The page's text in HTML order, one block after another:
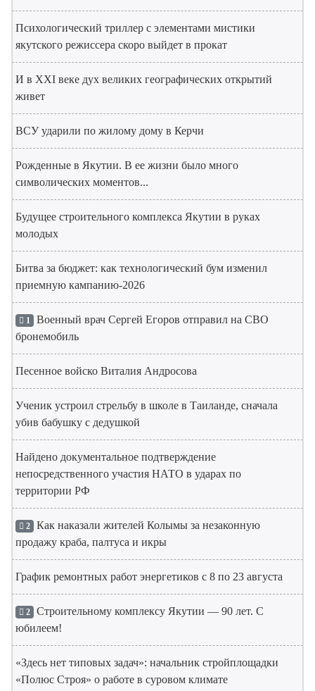
Психологический триллер с элементами мистики
якутского режиссера скоро выйдет в прокат
И в XXI веке дух великих географических открытий
живет
ВСУ ударили по жилому дому в Керчи
Рожденные в Якутии. В ее жизни было много
символических моментов...
Будущее строительного комплекса Якутии в руках
молодых
Битва за бюджет: как технологический бум изменил
приемную кампанию-2026
1 Военный врач Сергей Егоров отправил на СВО
бронемобиль
Песенное войско Виталия Андросова
Ученик устроил стрельбу в школе в Таиланде, сначала
убив бабушку с дедушкой
Найдено документальное подтверждение
непосредственного участия НАТО в ударах по
территории РФ
2 Как наказали жителей Колымы за незаконную
продажу краба, палтуса и икры
График ремонтных работ энергетиков с 8 по 23 августа
2 Строительному комплексу Якутии — 90 лет. С
юбилеем!
«Здесь нет типовых задач»: начальник стройплощадки
«Полюс Строя» о работе в суровом климате